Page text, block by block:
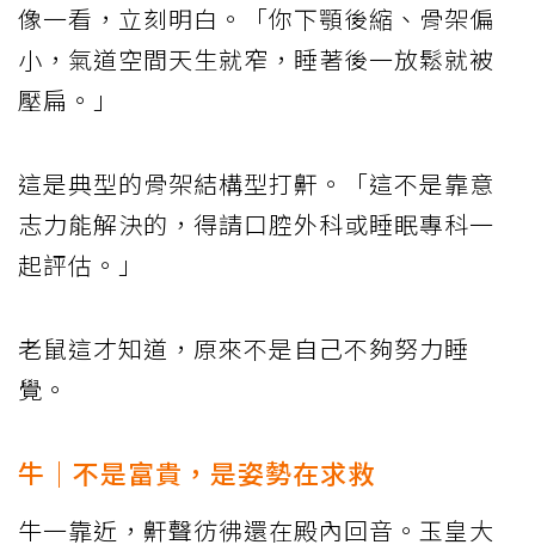
像一看，立刻明白。「你下顎後縮、骨架偏
小，氣道空間天生就窄，睡著後一放鬆就被
壓扁。」
這是典型的骨架結構型打鼾。「這不是靠意
志力能解決的，得請口腔外科或睡眠專科一
起評估。」
老鼠這才知道，原來不是自己不夠努力睡
覺。
牛｜不是富貴，是姿勢在求救
牛一靠近，鼾聲彷彿還在殿內回音。玉皇大